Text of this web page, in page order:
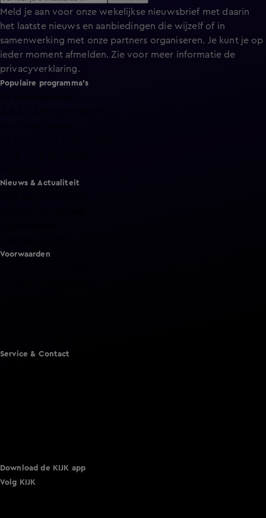
Meld je aan voor onze wekelijkse nieuwsbrief met daarin
het laatste nieuws en aanbiedingen die wijzelf of in
samenwerking met onze partners organiseren. Je kunt je op
ieder moment afmelden. Zie voor meer informatie de
privacyverklaring.
Populaire programma's
Nieuws & Actualiteit
Voorwaarden
Service & Contact
Download de KIJK app
Volg KIJK